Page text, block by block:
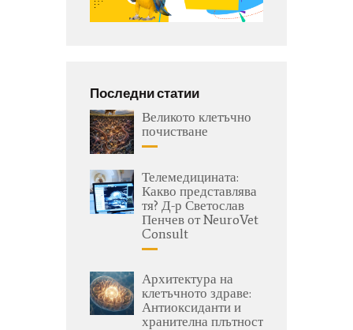
Последни статии
Великото клетъчно
почистване
Телемедицината:
Какво представлява
тя? Д-р Светослав
Пенчев от NeuroVet
Consult
Архитектура на
клетъчното здраве:
Антиоксиданти и
хранителна плътност